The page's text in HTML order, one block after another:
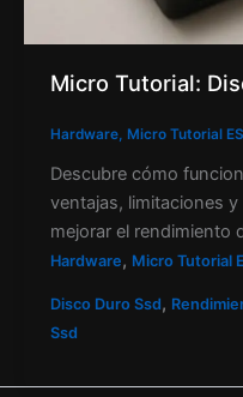
Micro Tutorial:
Hardware, Micro Tutorial ES
Descubre cómo
ventajas, limitaciones
mejorar el rendimiento
Hardware, Micro Tutorial
Disco Duro Ssd,
Ssd